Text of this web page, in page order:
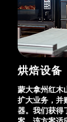
烘焙设备
蒙大拿州红木
扩大业务，并
器。我们获得